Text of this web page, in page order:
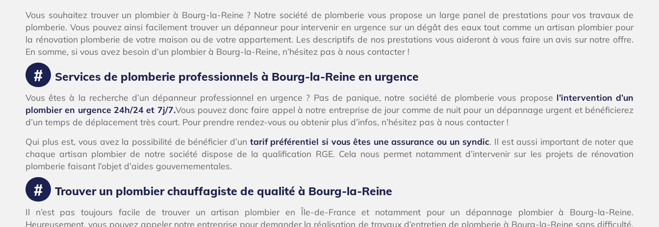
Vous souhaitez trouver un plombier à Bourg-la-Reine ? Notre société de plomberie vous propose un large panel de prestations pour vos travaux de
plomberie. Vous pouvez ainsi facilement trouver un dépanneur pour intervenir en urgence sur un dégât des eaux tout comme un artisan plombier pour
la rénovation plomberie de votre maison ou de votre appartement. Les descriptifs de nos prestations vous aideront à vous faire un avis sur notre offre.
En somme, si vous avez besoin d’un plombier à Bourg-la-Reine, n’hésitez pas à nous contacter !
Services de plomberie professionnels à Bourg-la-Reine en urgence
Vous êtes à la recherche d’un dépanneur professionnel en urgence ? Pas de panique, notre société de plomberie vous propose l’intervention d’un
plombier en urgence 24h/24 et 7j/7.Vous pouvez donc faire appel à notre entreprise de jour comme de nuit pour un dépannage urgent et bénéficierez
d’un temps de déplacement très court. Pour prendre rendez-vous ou obtenir plus d’infos, n’hésitez pas à nous contacter !
Qui plus est, vous avez la possibilité de bénéficier d’un tarif préférentiel si vous êtes une assurance ou un syndic. Il est aussi important de noter que
chaque artisan plombier de notre société dispose de la qualification RGE. Cela nous permet notamment d’intervenir sur les projets de rénovation
plomberie faisant l’objet d’aides gouvernementales.
Trouver un plombier chauffagiste de qualité à Bourg-la-Reine
Il n’est pas toujours facile de trouver un artisan plombier en Île-de-France et notamment pour un dépannage plombier à Bourg-la-Reine.
Heureusement, vous pouvez appeler notre entreprise pour demander la réalisation de travaux d’entretien de plomberie à Bourg-la-Reine sans difficulté.